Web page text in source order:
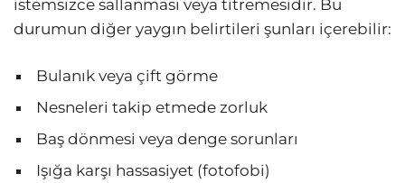
istemsizce sallanması veya titremesidir. Bu
durumun diğer yaygın belirtileri şunları içerebilir:
Bulanık veya çift görme
Nesneleri takip etmede zorluk
Baş dönmesi veya denge sorunları
Işığa karşı hassasiyet (fotofobi)